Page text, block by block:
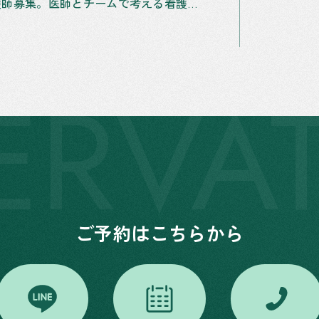
常勤看護師募集。医師とチームで考える看護を。（時短勤務応相談）
ご予約はこちらから